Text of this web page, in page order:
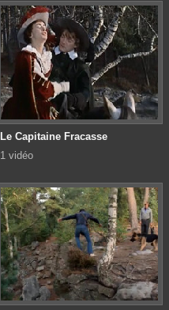
Le Capitaine Fracasse
1 vidéo